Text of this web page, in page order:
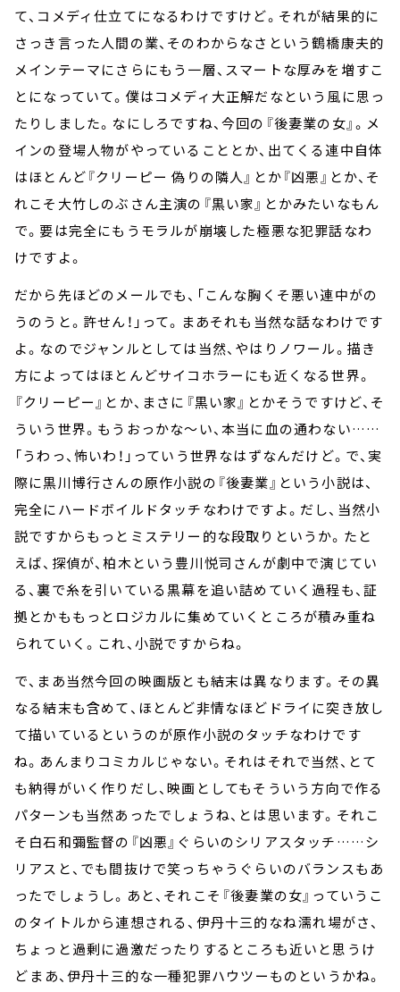
て、コメディ仕立てになるわけですけど。それが結果的に
さっき言った人間の業、そのわからなさという鶴橋康夫的
メインテーマにさらにもう一層、スマートな厚みを増すこ
とになっていて。僕はコメディ大正解だなという風に思っ
たりしました。なにしろですね、今回の『後妻業の女』。メ
インの登場人物がやっていることとか、出てくる連中自体
はほとんど『クリーピー 偽りの隣人』とか『凶悪』とか、そ
れこそ大竹しのぶさん主演の『黒い家』とかみたいなもん
で。要は完全にもうモラルが崩壊した極悪な犯罪話なわ
けですよ。
だから先ほどのメールでも、「こんな胸くそ悪い連中がの
うのうと。許せん！」って。まあそれも当然な話なわけです
よ。なのでジャンルとしては当然、やはりノワール。描き
方によってはほとんどサイコホラーにも近くなる世界。
『クリーピー』とか、まさに『黒い家』とかそうですけど、そ
ういう世界。もうおっかな～い、本当に血の通わない……
「うわっ、怖いわ！」っていう世界なはずなんだけど。で、実
際に黒川博行さんの原作小説の『後妻業』という小説は、
完全にハードボイルドタッチなわけですよ。だし、当然小
説ですからもっとミステリー的な段取りというか。たと
えば、探偵が、柏木という豊川悦司さんが劇中で演じてい
る、裏で糸を引いている黒幕を追い詰めていく過程も、証
拠とかももっとロジカルに集めていくところが積み重ね
られていく。これ、小説ですからね。
で、まあ当然今回の映画版とも結末は異なります。その異
なる結末も含めて、ほとんど非情なほどドライに突き放し
て描いているというのが原作小説のタッチなわけです
ね。あんまりコミカルじゃない。それはそれで当然、とて
も納得がいく作りだし、映画としてもそういう方向で作る
パターンも当然あったでしょうね、とは思います。それこ
そ白石和彌監督の『凶悪』ぐらいのシリアスタッチ……シ
リアスと、でも間抜けで笑っちゃうぐらいのバランスもあ
ったでしょうし。あと、それこそ『後妻業の女』っていうこ
のタイトルから連想される、伊丹十三的なね――濡れ場がさ、
ちょっと過剰に過激だったりするところも近いと思うけ
ど――まあ、伊丹十三的な一種犯罪ハウツーものというかね。